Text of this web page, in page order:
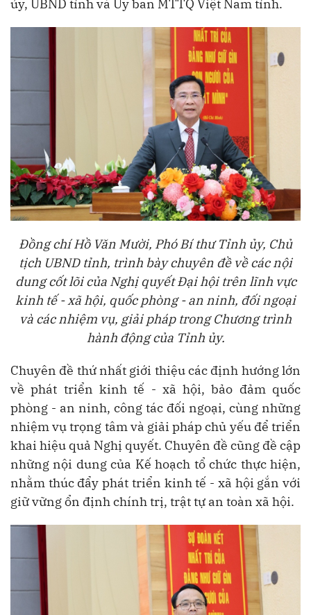
ủy, UBND tỉnh và Ủy ban MTTQ Việt Nam tỉnh.
Đồng chí Hồ Văn Mười, Phó Bí thư Tỉnh ủy, Chủ
tịch UBND tỉnh, trình bày chuyên đề về các nội
dung cốt lõi của Nghị quyết Đại hội trên lĩnh vực
kinh tế - xã hội, quốc phòng - an ninh, đối ngoại
và các nhiệm vụ, giải pháp trong Chương trình
hành động của Tỉnh ủy.
Chuyên đề thứ nhất giới thiệu các định hướng lớn
về phát triển kinh tế - xã hội, bảo đảm quốc
phòng - an ninh, công tác đối ngoại, cùng những
nhiệm vụ trọng tâm và giải pháp chủ yếu để triển
khai hiệu quả Nghị quyết. Chuyên đề cũng đề cập
những nội dung của Kế hoạch tổ chức thực hiện,
nhằm thúc đẩy phát triển kinh tế - xã hội gắn với
giữ vững ổn định chính trị, trật tự an toàn xã hội.